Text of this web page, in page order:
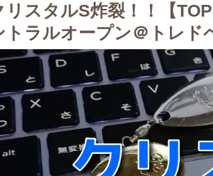
リスタルS炸裂！！【
トラルオープン＠トレ